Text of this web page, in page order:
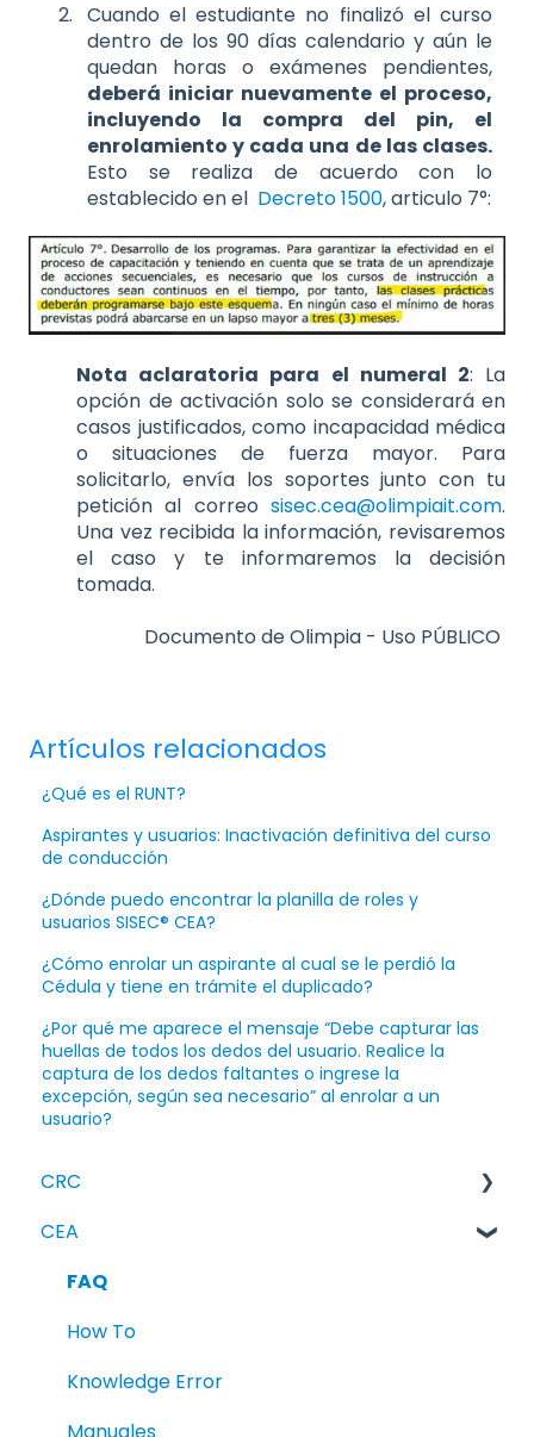
Cuando el estudiante no finalizó el curso
dentro de los 90 días calendario y aún le
quedan horas o exámenes pendientes,
deberá iniciar nuevamente el proceso,
incluyendo la compra del pin, el
enrolamiento y cada una de las clases.
Esto se realiza de acuerdo con lo
establecido en el Decreto 1500, articulo 7°:
Nota aclaratoria para el numeral 2: La
opción de activación solo se considerará en
casos justificados, como incapacidad médica
o situaciones de fuerza mayor. Para
solicitarlo, envía los soportes junto con tu
petición al correo sisec.cea@olimpiait.com.
Una vez recibida la información, revisaremos
el caso y te informaremos la decisión
tomada.
Documento de Olimpia - Uso PÚBLICO
Artículos relacionados
¿Qué es el RUNT?
Aspirantes y usuarios: Inactivación definitiva del curso
de conducción
¿Dónde puedo encontrar la planilla de roles y
usuarios SISEC® CEA?
¿Cómo enrolar un aspirante al cual se le perdió la
Cédula y tiene en trámite el duplicado?
¿Por qué me aparece el mensaje “Debe capturar las
huellas de todos los dedos del usuario. Realice la
captura de los dedos faltantes o ingrese la
excepción, según sea necesario” al enrolar a un
usuario?
CRC
FAQ
How To
Knowledge Error
Manuales
CEA
FAQ
How To
Knowledge Error